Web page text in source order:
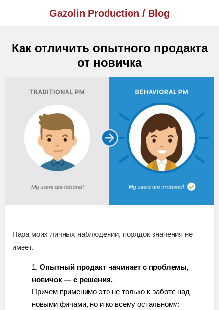
Gazolin Production / Blog
Как отличить опытного продакта
от новичка
Пара моих личных наблюдений, порядок значения не
имеет.
Опытный продакт начинает с проблемы,
новичок — с решения.
Причем применимо это не только к работе над
новыми фичами, но и ко всему остальному: